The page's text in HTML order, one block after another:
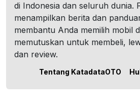
di Indonesia dan seluruh dunia.
menampilkan berita dan
membantu Anda memilih mobil
memutuskan untuk membeli,
dan review.
Tentang KatadataOTO